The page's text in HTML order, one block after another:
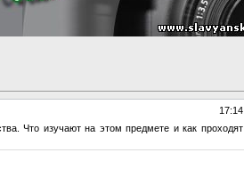
17:14
Что изучают на этом предмете и как проходят